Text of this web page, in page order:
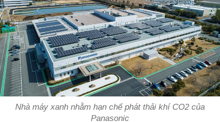
Nhà máy xanh nhằm hạn chế phát thải khí CO2 của
Panasonic